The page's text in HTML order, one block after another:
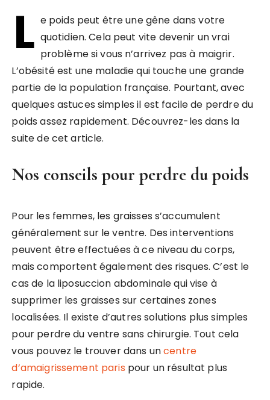
L e poids peut être une gêne dans votre
quotidien. Cela peut vite devenir un vrai
problème si vous n’arrivez pas à maigrir.
L’obésité est une maladie qui touche une grande
partie de la population française. Pourtant, avec
quelques astuces simples il est facile de perdre du
poids assez rapidement. Découvrez-les dans la
suite de cet article.
Nos conseils pour perdre du poids
Pour les femmes, les graisses s’accumulent
généralement sur le ventre. Des interventions
peuvent être effectuées à ce niveau du corps,
mais comportent également des risques. C’est le
cas de la liposuccion abdominale qui vise à
supprimer les graisses sur certaines zones
localisées. Il existe d’autres solutions plus simples
pour perdre du ventre sans chirurgie. Tout cela
vous pouvez le trouver dans uncentre
d’amaigrissement paris pour un résultat plus
rapide.